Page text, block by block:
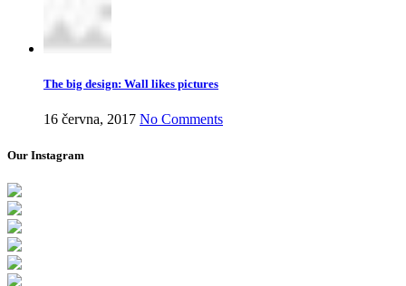
The big design: Wall likes pictures
16 června, 2017 No Comments
Our Instagram